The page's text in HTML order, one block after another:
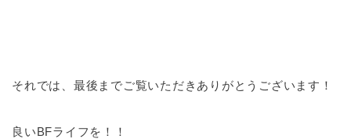
それでは、最後までご覧いただきありがとうございます！
良いBFライフを！！